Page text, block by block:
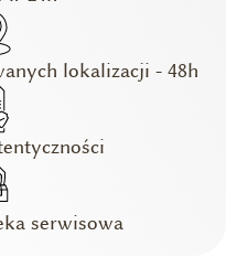
lokalizacji - 48h
serwisowa